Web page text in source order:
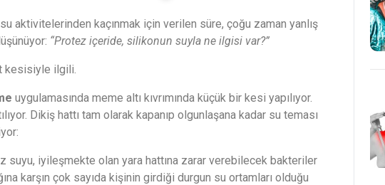
su aktivitelerinden kaçınmak için verilen süre, çoğu zaman yanlış
“Protez içeride, silikonun suyla ne ilgisi var?”
kesisiyle ilgili.
uygulamasında meme altı kıvrımında küçük bir kesi yapılıyor.
Dikiş hattı tam olarak kapanıp olgunlaşana kadar su teması
suyu, iyileşmekte olan yara hattına zarar verebilecek bakteriler
karşın çok sayıda kişinin girdiği durgun su ortamları olduğu